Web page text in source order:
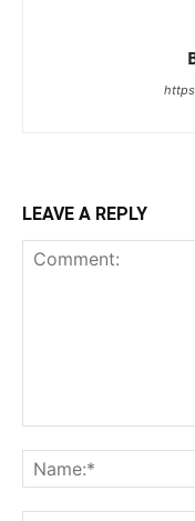
LEAVE A REPLY